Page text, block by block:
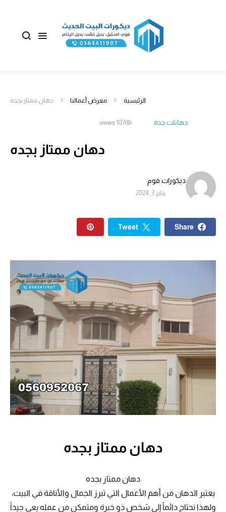
الرئيسية معرض أعمالنا دهان ممتاز بجده
دهانات جدة 107 views
دهان ممتاز بجده
ديكورات فوم
يناير 3, 2024
Share
Tweet
دهان ممتاز بجده
دهان ممتاز بجده
يعتبر الدهان من أهم الأعمال التي تبرز الجمال والأناقة في البيت،
ولهذا نحتاج دائماً إلى شخص ذو خبرة ومتمكن من عمله يعي جيداً